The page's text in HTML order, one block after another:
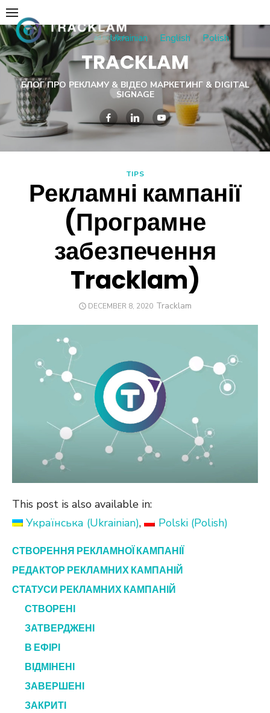
Skip
to
content
TRACKLAM
БЛОГ ПРО РЕКЛАМУ & ВІДЕО МАРКЕТИНГ & DIGITAL
SIGNAGE
Ukrainian English Polish
TIPS
Рекламні кампанії
(Програмне
забезпечення
Tracklam)
POSTED
DECEMBER 8, 2020 Author
Tracklam
This post is also available in:
Українська (Ukrainian) Polski(Polish)
СТВОРЕННЯ РЕКЛАМНОЇ КАМПАНІЇ
РЕДАКТОР РЕКЛАМНИХ КАМПАНІЙ
СТАТУСИ РЕКЛАМНИХ КАМПАНІЙ
СТВОРЕНІ
ЗАТВЕРДЖЕНІ
В ЕФІРІ
ВІДМІНЕНІ
ЗАВЕРШЕНІ
ЗАКРИТІ